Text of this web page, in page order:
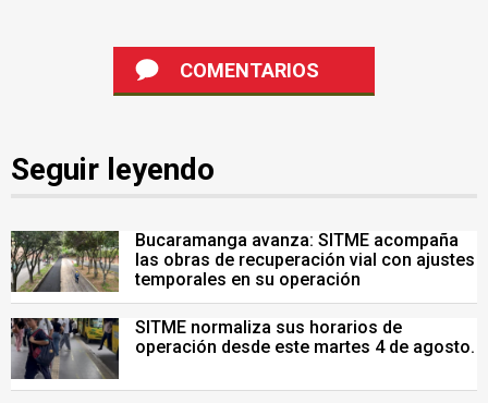
COMENTARIOS
Seguir leyendo
Bucaramanga avanza: SITME acompaña
las obras de recuperación vial con ajustes
temporales en su operación
SITME normaliza sus horarios de
operación desde este martes 4 de agosto.